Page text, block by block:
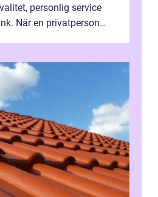
personlig service
När en privatperson